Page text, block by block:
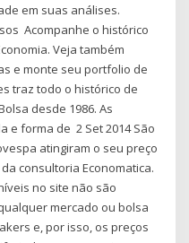
em suas análises.
Acompanhe o histórico
Veja também
e monte seu portfolio de
traz todo o histórico de
desde 1986. As
e forma de 2 Set 2014 São
atingiram o seu preço
consultoria Economatica.
no site não são
mercado ou bolsa
e, por isso, os preços